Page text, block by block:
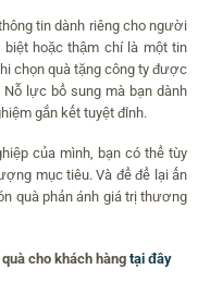
tin dành riêng cho người
biệt hoặc thậm chí là một tin
chọn quà tặng công ty được
lực bổ sung mà bạn dành
gắn kết tuyệt đỉnh.
của mình, bạn có thể tùy
mục tiêu. Và để để lại ấn
quà phản ánh giá trị thương
cho khách hàng tại đây